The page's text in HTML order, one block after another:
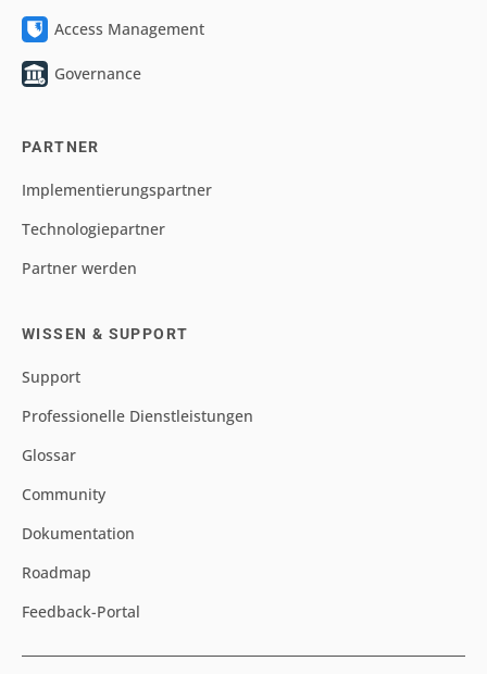
Access Management
Governance
PARTNER
Implementierungspartner
Technologiepartner
Partner werden
WISSEN & SUPPORT
Support
Professionelle Dienstleistungen
Glossar
Community
Dokumentation
Roadmap
Feedback-Portal